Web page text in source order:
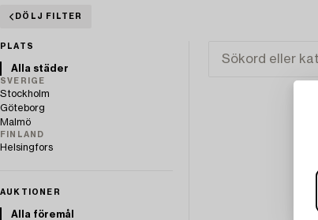
DÖLJ FILTER
PLATS
Alla städer
SVERIGE
Stockholm
Göteborg
Malmö
FINLAND
Helsingfors
AUKTIONER
Alla föremål